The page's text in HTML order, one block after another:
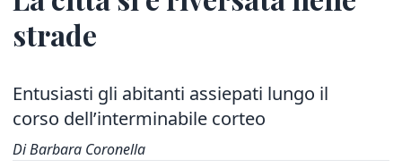
strade
Entusiasti gli abitanti assiepati lungo il
corso dell’interminabile corteo
Di Barbara Coronella